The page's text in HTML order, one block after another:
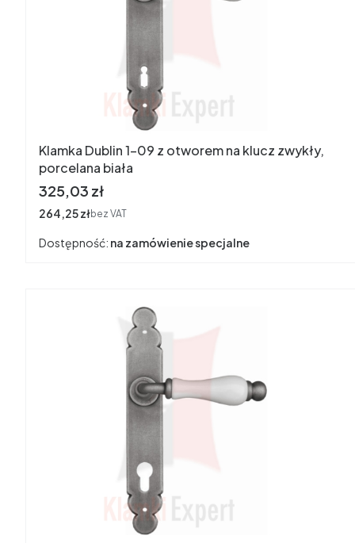
Klamka Dublin 1-09 z otworem na klucz zwykły,
porcelana biała
Cena
325,03 zł
Cena
264,25 złbez VAT
Dostępność: na zamówienie specjalne